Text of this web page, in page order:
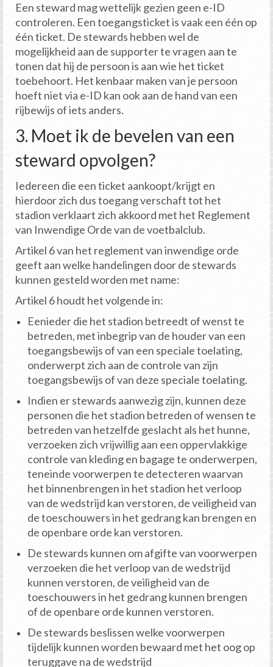
Een steward mag wettelijk gezien geen e-ID
controleren. Een toegangsticket is vaak een één op
één ticket. De stewards hebben wel de
mogelijkheid aan de supporter te vragen aan te
tonen dat hij de persoon is aan wie het ticket
toebehoort. Het kenbaar maken van je persoon
hoeft niet via e-ID kan ook aan de hand van een
rijbewijs of iets anders.
3. Moet ik de bevelen van een
steward opvolgen?
Iedereen die een ticket aankoopt/krijgt en
hierdoor zich dus toegang verschaft tot het
stadion verklaart zich akkoord met het Reglement
van Inwendige Orde van de voetbalclub.
Artikel 6 van het reglement van inwendige orde
geeft aan welke handelingen door de stewards
kunnen gesteld worden met name:
Artikel 6 houdt het volgende in:
Eenieder die het stadion betreedt of wenst te
betreden, met inbegrip van de houder van een
toegangsbewijs of van een speciale toelating,
onderwerpt zich aan de controle van zijn
toegangsbewijs of van deze speciale toelating.
Indien er stewards aanwezig zijn, kunnen deze
personen die het stadion betreden of wensen te
betreden van hetzelfde geslacht als het hunne,
verzoeken zich vrijwillig aan een oppervlakkige
controle van kleding en bagage te onderwerpen,
teneinde voorwerpen te detecteren waarvan
het binnenbrengen in het stadion het verloop
van de wedstrijd kan verstoren, de veiligheid van
de toeschouwers in het gedrang kan brengen en
de openbare orde kan verstoren.
De stewards kunnen om afgifte van voorwerpen
verzoeken die het verloop van de wedstrijd
kunnen verstoren, de veiligheid van de
toeschouwers in het gedrang kunnen brengen
of de openbare orde kunnen verstoren.
De stewards beslissen welke voorwerpen
tijdelijk kunnen worden bewaard met het oog op
teruggave na de wedstrijd